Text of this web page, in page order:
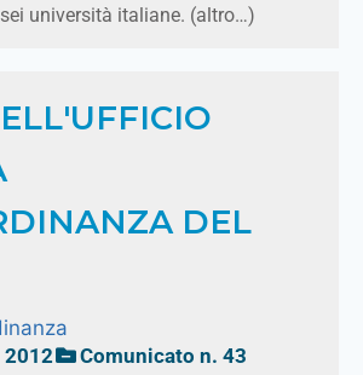
università italiane. (altro…)
DEL
2012
Comunicato n. 43